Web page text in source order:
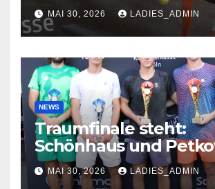
MAI 30, 2026 LADIES_ADMIN
NEWS
Traumfinale steht:
Schönhaus und
glänzen in Troisdorf
MAI 30, 2026 LADIES_ADMIN